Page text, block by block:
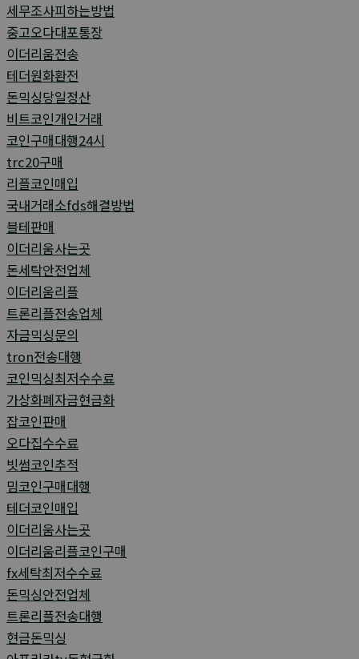
세무조사피하는방법
중고오다대포통장
이더리움전송
테더원화환전
돈믹싱당일정산
비트코인개인거래
코인구매대행24시
trc20구매
리플코인매입
국내거래소fds해결방법
블테판매
이더리움사는곳
돈세탁안전업체
이더리움리플
트론리플전송업체
자금믹싱문의
tron전송대행
코인믹싱최저수수료
가상화폐자금현금화
잡코인판매
오다집수수료
빗썸코인추적
밈코인구매대행
테더코인매입
이더리움사는곳
이더리움리플코인구매
fx세탁최저수수료
돈믹싱안전업체
트론리플전송대행
현금돈믹싱